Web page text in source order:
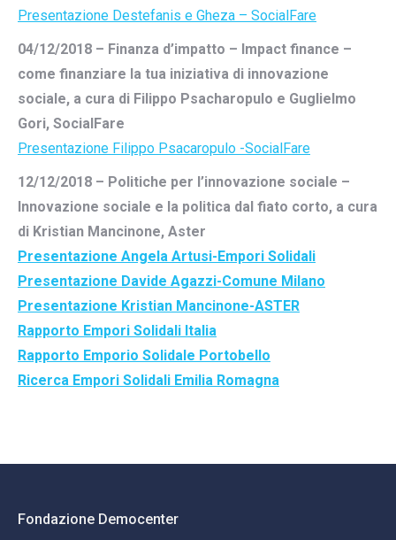
Presentazione Destefanis e Gheza – SocialFare
04/12/2018 – Finanza d’impatto – Impact finance –
come finanziare la tua iniziativa di innovazione
sociale, a cura di Filippo Psacharopulo e Guglielmo
Gori, SocialFare
Presentazione Filippo Psacaropulo -SocialFare
12/12/2018 – Politiche per l’innovazione sociale –
Innovazione sociale e la politica dal fiato corto, a cura
di Kristian Mancinone, Aster
Presentazione Angela Artusi-Empori Solidali
Presentazione Davide Agazzi-Comune Milano
Presentazione Kristian Mancinone-ASTER
Rapporto Empori Solidali Italia
Rapporto Emporio Solidale Portobello
Ricerca Empori Solidali Emilia Romagna
Fondazione Democenter